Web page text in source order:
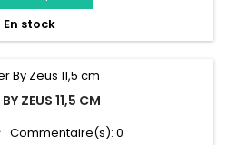
En stock
ZEUS 11,5 CM
Commentaire(s): 0